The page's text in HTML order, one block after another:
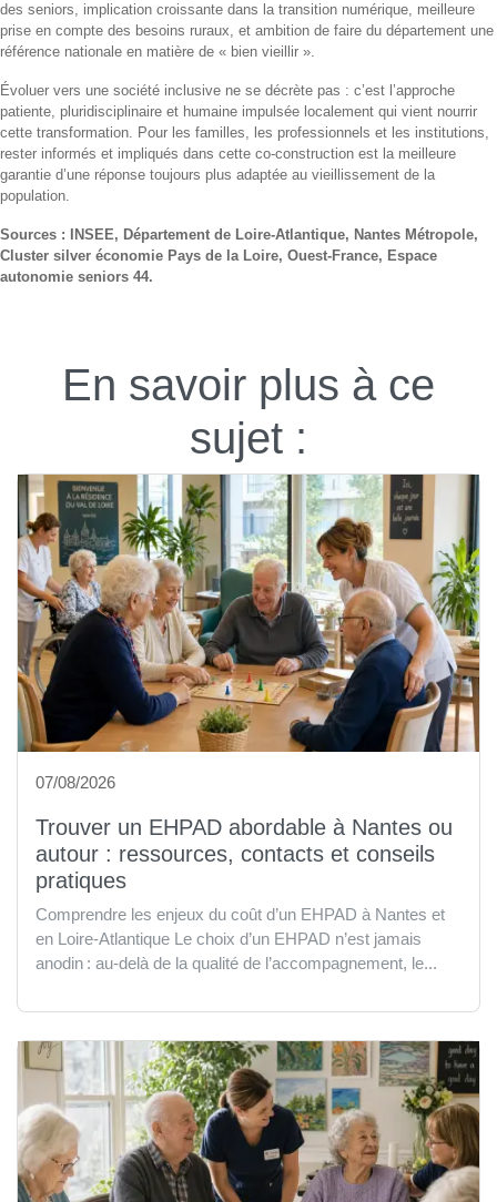
des seniors, implication croissante dans la transition numérique, meilleure
prise en compte des besoins ruraux, et ambition de faire du département une
référence nationale en matière de « bien vieillir ».
Évoluer vers une société inclusive ne se décrète pas : c’est l’approche
patiente, pluridisciplinaire et humaine impulsée localement qui vient nourrir
cette transformation. Pour les familles, les professionnels et les institutions,
rester informés et impliqués dans cette co-construction est la meilleure
garantie d’une réponse toujours plus adaptée au vieillissement de la
population.
Sources : INSEE, Département de Loire-Atlantique, Nantes Métropole,
Cluster silver économie Pays de la Loire, Ouest-France, Espace
autonomie seniors 44.
En savoir plus à ce
sujet :
07/08/2026
Trouver un EHPAD abordable à Nantes ou
autour : ressources, contacts et conseils
pratiques
Comprendre les enjeux du coût d’un EHPAD à Nantes et
en Loire-Atlantique Le choix d’un EHPAD n’est jamais
anodin : au-delà de la qualité de l’accompagnement, le...